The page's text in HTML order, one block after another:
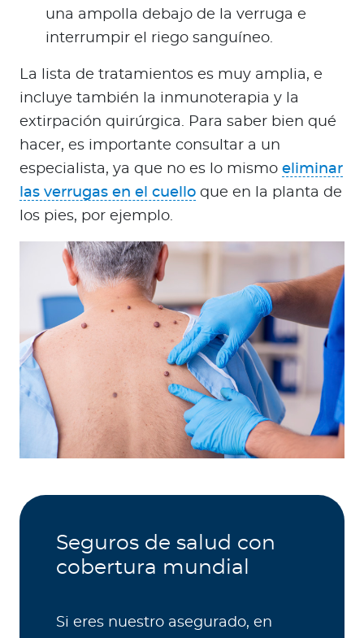
una ampolla debajo de la verruga e
interrumpir el riego sanguíneo.
La lista de tratamientos es muy amplia, e
incluye también la inmunoterapia y la
extirpación quirúrgica. Para saber bien qué
hacer, es importante consultar a un
especialista, ya que no es lo mismo eliminar
las verrugas en el cuello que en la planta de
los pies, por ejemplo.
Seguros de salud con
cobertura mundial
Si eres nuestro asegurado, en